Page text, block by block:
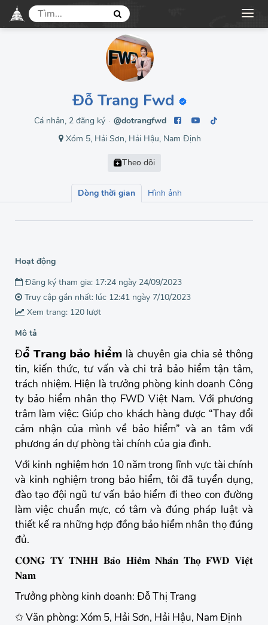
Đỗ Trang Fwd
Cá nhân, 2 đăng ký ●
@dotrangfwd
Xóm 5, Hải Sơn, Hải Hậu, Nam Định
Dòng thời gian Hình ảnh
Hoạt động
Đăng ký tham gia: 17:24 ngày 24/09/2023
Truy cập gần nhất: lúc 12:41 ngày 7/10/2023
Xem trang: 120 lượt
Mô tả
Đ𝗼̂̃ 𝗧𝗿𝗮𝗻𝗴 𝗯𝗮̉𝗼 𝗵𝗶𝗲̂̉𝗺 là chuyên gia chia sẻ thông
tin, kiến thức, tư vấn và chi trả bảo hiểm tận tâm,
trách nhiệm. Hiện là trưởng phòng kinh doanh Công
ty bảo hiểm nhân thọ FWD Việt Nam. Với phương
trâm làm việc: Giúp cho khách hàng được “Thay đổi
cảm nhận của mình về bảo hiểm” và an tâm với
phương án dự phòng tài chính của gia đình.
Với kinh nghiệm hơn 10 năm trong lĩnh vực tài chính
và kinh nghiệm trong bảo hiểm, tôi đã tuyển dụng,
đào tạo đội ngũ tư vấn bảo hiểm đi theo con đường
làm việc chuẩn mực, có tâm và đúng pháp luật và
thiết kế ra những hợp đồng bảo hiểm nhân thọ đúng
đủ.
𝐂𝐎̂𝐍𝐆 𝐓𝐘 𝐓𝐍𝐇𝐇 𝐁𝐚̉𝐨 𝐇𝐢𝐞̂̉𝐦 𝐍𝐡𝐚̂𝐧 𝐓𝐡𝐨̣ 𝐅𝐖𝐃 𝐕𝐢𝐞̣̂𝐭
𝐍𝐚𝐦
Trưởng phòng kinh doanh: Đỗ Thị Trang
✩ Văn phòng: Xóm 5, Hải Sơn, Hải Hậu, Nam Định